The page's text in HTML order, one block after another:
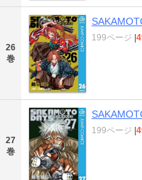
26
巻
199ページ
27
巻
199ページ